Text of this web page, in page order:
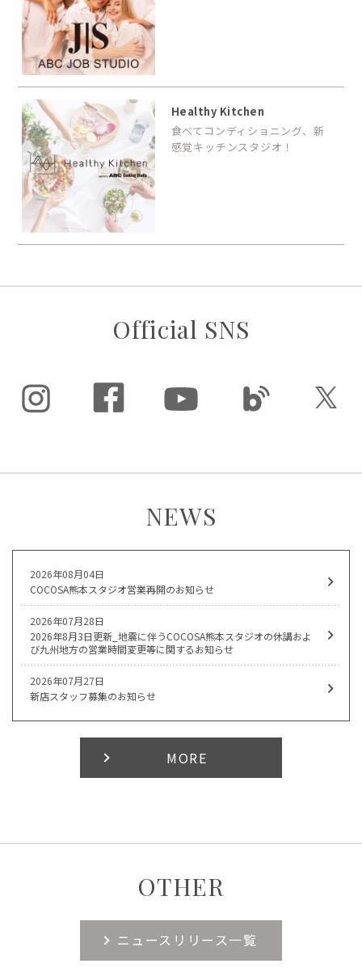
Healthy Kitchen
食べてコンディショニング、新
感覚キッチンスタジオ！
Official SNS
NEWS
2026年08月04日
COCOSA熊本スタジオ営業再開のお知らせ
2026年07月28日
2026年8月3日更新_地震に伴うCOCOSA熊本スタジオの休講およ
び九州地方の営業時間変更等に関するお知らせ
2026年07月27日
新店スタッフ募集のお知らせ
MORE
OTHER
ニュースリリース一覧